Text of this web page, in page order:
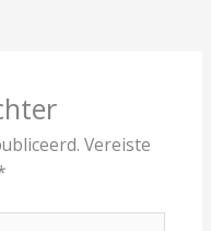
Vereiste